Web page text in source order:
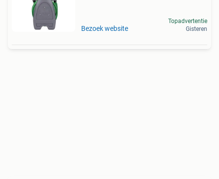
Bezoek website
Topadvertentie
Gisteren